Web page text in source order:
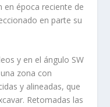
en época reciente de
en parte su
y en el ángulo SW
zona con
y alineadas, que
Retomadas las